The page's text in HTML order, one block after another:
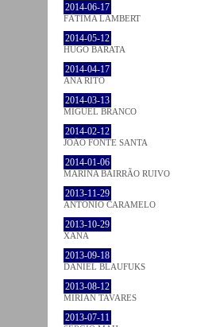
2014-06-17
FÁTIMA LAMBERT
2014-05-12
HUGO BARATA
2014-04-17
ANA RITO
2014-03-13
MIGUEL BRANCO
2014-02-12
JOÃO FONTE SANTA
2014-01-06
MARINA BAIRRÃO RUIVO
2013-11-29
ANTÓNIO CARAMELO
2013-10-29
XANA
2013-09-18
DANIEL BLAUFUKS
2013-08-12
MIRIAN TAVARES
2013-07-11